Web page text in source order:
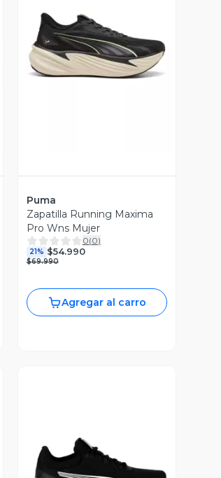
Vista Previa
Puma
Zapatilla Running Maxima
Pro Wns Mujer
0(0)
21% $54.990
$69.990
Agregar al carro